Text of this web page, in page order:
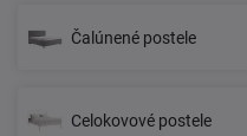
Čalúnené postele
Celokovové postele